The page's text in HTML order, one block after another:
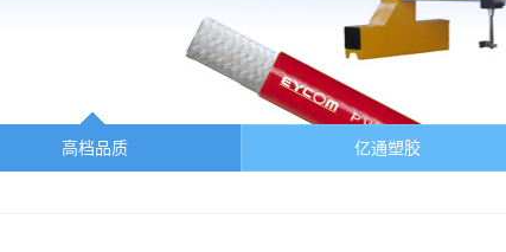
高档品质 亿通塑胶